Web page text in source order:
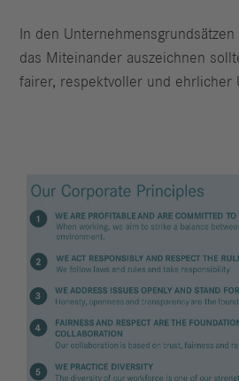
In den
das Miteinander auszeichnen
fairer, respektvoller und ehrlicher